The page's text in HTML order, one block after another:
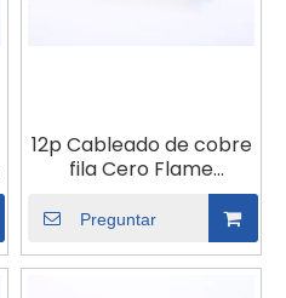
12p Cableado de cobre
fila Cero Flame
Conexión Tornillo
Puente molido Agujero
eléctrico Dual Soporte
de alambre neutral
Preguntar